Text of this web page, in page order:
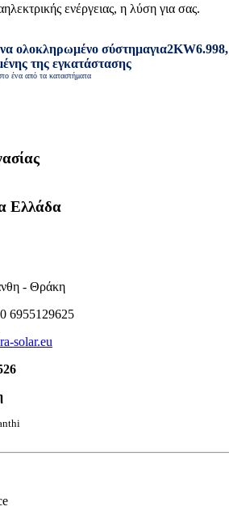
ηλεκτρικής ενέργειας, η λύση για σας.
ολοκληρωμένο σύστημαγια2KW6.998,
της εγκατάστασης
ένα από τα καταστήματα
Ελλάδα
- Θράκη
6955129625
solar.eu